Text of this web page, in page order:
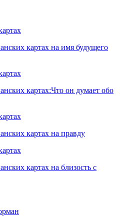
картах на имя будущего
картах:Что он думает обо
картах на правду
картах на близость с